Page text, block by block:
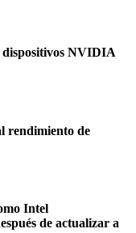
dispositivos NVIDIA
rendimiento de
Intel
de actualizar a